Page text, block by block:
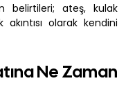
belirtileri; ateş, kulak
olarak kendini
Ne Zaman